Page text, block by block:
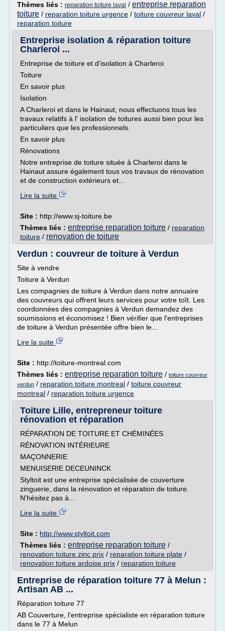
Thèmes liés : reparation toiture laval / entreprise reparation
toiture / reparation toiture urgence / toiture couvreur laval /
reparation toiture
Entreprise isolation & réparation toiture
Charleroi ...
Entreprise de toiture et d'isolation à Charleroi
Toiture
En savoir plus
Isolation
A Charleroi et dans le Hainaut, nous effectuons tous les
travaux relatifs à l' isolation de toitures aussi bien pour les
particuliers que les professionnels.
En savoir plus
Rénovations
Notre entreprise de toiture située à Charleroi dans le
Hainaut assure également tous vos travaux de rénovation
et de construction extérieurs et...
Lire la suite
Site : http://www.sj-toiture.be
Thèmes liés : entreprise reparation toiture / reparation
toiture / renovation de toiture
Verdun : couvreur de toiture à Verdun
Site à vendre
Toiture à Verdun
Les compagnies de toiture à Verdun dans notre annuaire
des couvreurs qui offrent leurs services pour votre toît. Les
coordonnées des compagnies à Verdun demandez des
soumissions et économisez ! Bien vérifier que l'entreprises
de toiture à Verdun présentée offre bien le...
Lire la suite
Site : http://toiture-montreal.com
Thèmes liés : entreprise reparation toiture / toiture couvreur
verdun / reparation toiture montreal / toiture couvreur
montreal / reparation toiture urgence
Toiture Lille, entrepreneur toiture
rénovation et réparation
RÉPARATION DE TOITURE ET CHÉMINÉES
RÉNOVATION INTÉRIEURE
MAÇONNERIE
MENUISERIE DECEUNINCK
Styltoit est une entreprise spécialisée de couverture
zinguerie, dans la rénovation et réparation de toiture.
N'hésitez pas à...
Lire la suite
Site : http://www.styltoit.com
Thèmes liés : entreprise reparation toiture /
renovation toiture zinc prix / reparation toiture plate /
renovation toiture ardoise prix / reparation toiture
Entreprise de réparation toiture 77 à Melun :
Artisan AB ...
Réparation toiture 77
AB Couverture, l'entreprise spécialiste en réparation toiture
dans le 77 à Melun